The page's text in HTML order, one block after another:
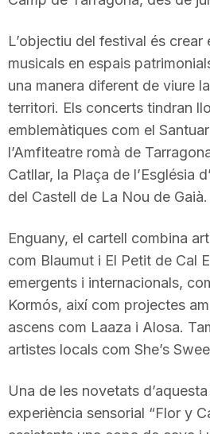
L’objectiu del festival és crear
musicals en espais
una manera diferent de viure
territori. Els concerts tindran
emblemàtiques com el
l’Amfiteatre romà de
Catllar, la Plaça de l’Església
del Castell de La Nou de Gaià.
Enguany, el cartell combina
com Blaumut i El Petit de Cal
emergents i internacionals,
Kormós, així com projectes
ascens com Laaza i Alosa.
artistes locals com She’s
Una de les novetats
experiència sensorial “Flor y